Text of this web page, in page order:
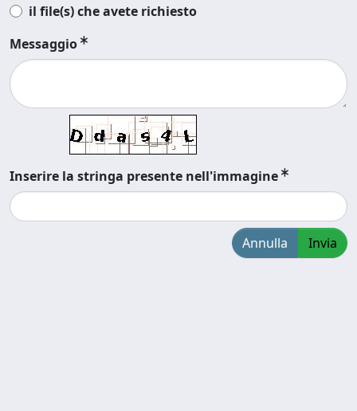
il file(s) che avete richiesto
Messaggio
Inserire la stringa presente nell'immagine
Annulla Invia